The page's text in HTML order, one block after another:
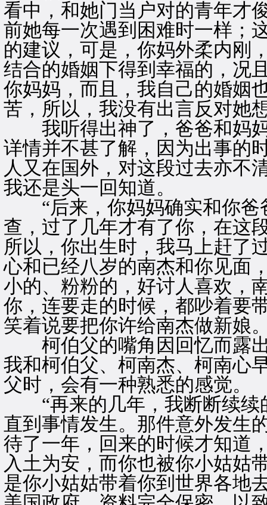
看中，和她门当户对的青年才
前她每一次遇到困难时一样；
的建议，可是，你妈外柔内刚
结合的婚姻下得到幸福的，况
你妈妈，而且，我自己的婚姻
苦，所以，我没有出言反对她
我听得出神了，爸爸和妈妈
详情并不甚了解，因为出事的
人又在国外，对这段过去亦不
我还是头一回知道。
“后来，你妈妈确实和你爸
查，过了几年才有了你，在这
所以，你出生时，我马上赶了
心和已经八岁的南杰和你见面
小的、粉粉的，好讨人喜欢，
你，连要走的时候，都吵着要
笑着说要把你许给南杰做新娘
柯伯父的嘴角因回忆而露出
我和柯伯父、柯南杰、柯南心
父时，会有一种熟悉的感觉。
“再来的几年，我断断续续
直到事情发生。那件意外发生
待了一年，回来的时候才知道
入土为安，而你也被你小姑姑
是你小姑姑带着你到世界各地